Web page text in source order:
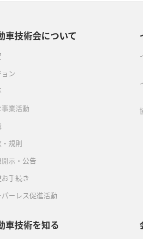
車技術会について
ン
業活動
規則
示・公告
手続き
ーレス促進活動
車技術を知る